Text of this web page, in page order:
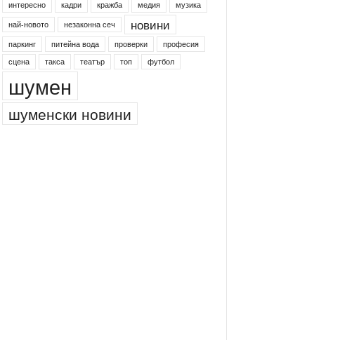
интересно кадри кражба медия
музика
най-новото
незаконна сеч новини
паркинг питейна вода проверки
професия
сцена
такса театър топ футбол
шумен
шуменски новини